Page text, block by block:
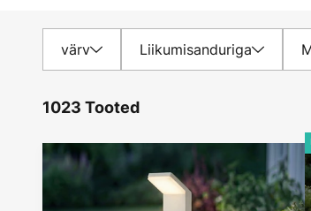
värv Liikumisanduriga
1023 Tooted